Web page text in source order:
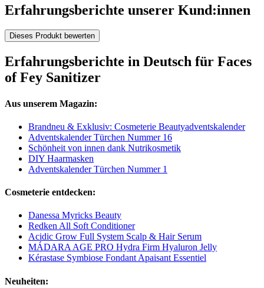
Erfahrungsberichte unserer Kund:innen
Dieses Produkt bewerten
Erfahrungsberichte in Deutsch für Faces
of Fey Sanitizer
Aus unserem Magazin:
Brandneu & Exklusiv: Cosmeterie Beautyadventskalender
Adventskalender Türchen Nummer 16
Schönheit von innen dank Nutrikosmetik
DIY Haarmasken
Adventskalender Türchen Nummer 1
Cosmeterie entdecken:
Danessa Myricks Beauty
Redken All Soft Conditioner
Acidic Grow Full System Scalp & Hair Serum
MÁDARA AGE PRO Hydra Firm Hyaluron Jelly
Kérastase Symbiose Fondant Apaisant Essentiel
Neuheiten: